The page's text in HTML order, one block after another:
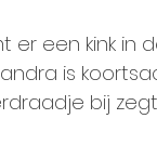
een kink in
is
bij